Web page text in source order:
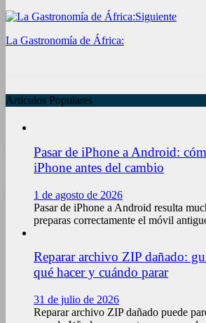
Siguiente
La Gastronomía de África:
Artículos Populares
Pasar de iPhone a Android:
iPhone antes del cambio
1 de agosto de 2026
Pasar de iPhone a Android resulta
preparas correctamente el móvil
Reparar archivo ZIP dañado:
qué hacer y cuándo parar
31 de julio de 2026
Reparar archivo ZIP dañado puede